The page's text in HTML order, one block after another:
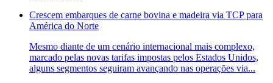
Crescem embarques de carne bovina e madeira via TCP para
América do Norte
Mesmo diante de um cenário internacional mais complexo,
marcado pelas novas tarifas impostas pelos Estados Unidos,
alguns segmentos seguiram avançando nas operações via...